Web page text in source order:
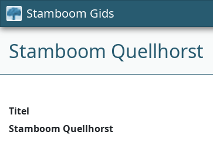
Stamboom Gids
Stamboom Quellhorst
Titel
Stamboom Quellhorst